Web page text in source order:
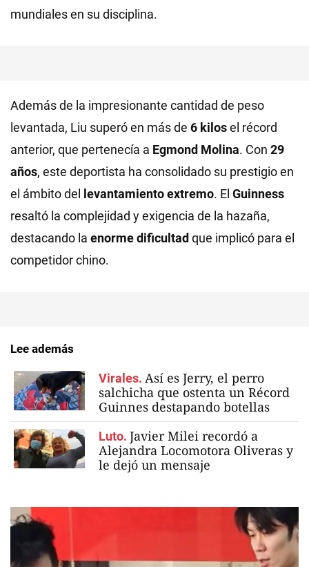
mundiales en su disciplina.
Además de la impresionante cantidad de peso
levantada, Liu superó en más de 6 kilosel récord
anterior, que pertenecía a Egmond Molina. Con 29
años, este deportista ha consolidado su prestigio en
el ámbito del levantamiento extremo. El Guinness
resaltó la complejidad y exigencia de la hazaña,
destacando la enorme dificultadque implicó para el
competidor chino.
Lee además
Virales. Así es Jerry, el perro
salchicha que ostenta un Récord
Guinnes destapando botellas
Luto. Javier Milei recordó a
Alejandra Locomotora Oliveras y
le dejó un mensaje